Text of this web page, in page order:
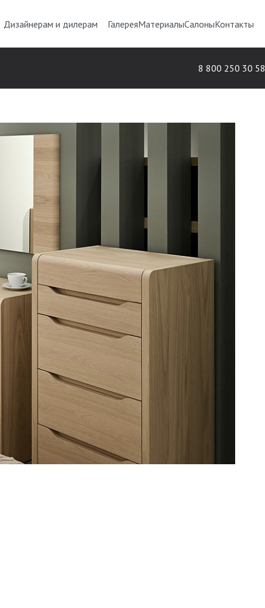
Дизайнерам и дилерам ГалереяМатериалыСалоныКонтакты
8 800 250 30 58